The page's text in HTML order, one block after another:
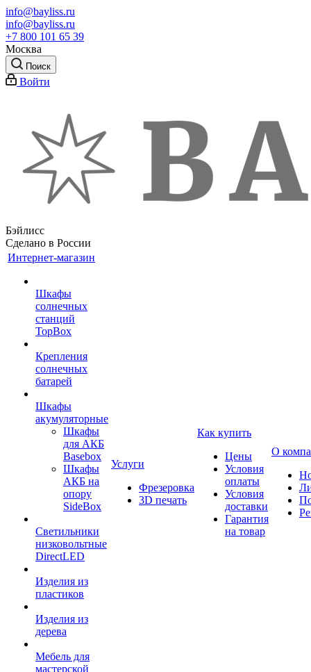
info@bayliss.ru
info@bayliss.ru
+7 800 101 65 39
Москва
Поиск
Войти
Бэйлисс
Сделано в России
Интернет-магазин
Шкафы
солнечных
станций
TopBox
Крепления
солнечных
батарей
Шкафы
акумуляторные
Шкафы
для АКБ
Basebox
Шкафы
АКБ на
опору
SideBox
Светильники
низковольтные
DirectLED
Изделия из
пластиков
Изделия из
дерева
Мебель для
мастерской
Услуги
Фрезеровка
3D печать
Как купить
Цены
Условия
оплаты
Условия
доставки
Гарантия
на товар
О